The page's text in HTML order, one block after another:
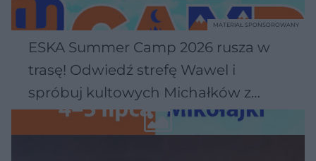
ESKA Summer Camp 2026 rusza w
trasę! Odwiedź strefę Wawel i
spróbuj kultowych Michałków z
Wawelu
MATERIAŁ SPONSOROWANY